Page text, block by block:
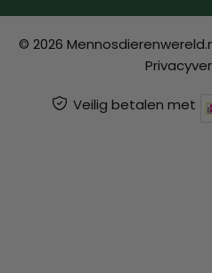
© 2026
Veilig betalen met